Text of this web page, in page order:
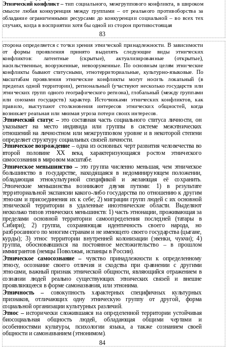
Этнический конфликт –тип социального, межгруппового конфликта, в широком
смысле любая конкуренция между группами – от реального противоборства за
обладание ограниченными ресурсами до конкуренции социальной – во всех тех
случаях, когда в восприятии хотя бы одной из сторон противостоящая
83
сторона определяется с точки зрения этнической принадлежности. В зависимости
от формы проявления принято выделять следующие виды этнических
конфликтов: латентные (скрытые), актуализированные (открытые),
насильственные, вооруженные, невооруженные. По основным целям этнические
конфликты бывают статусными, этнотерриториальные, культурно-языковые. По
масштабам проявления этнические конфликты могут носить локальный (в
пределах одной территории), региональный (участвуют несколько государств или
этнических групп одного географического региона), глобальный (между группами
или союзами государств) характер. Источниками этнических конфликтов, как
правило, выступают столкновения интересов этнических общностей, когда
возникает реальная или мнимая угроза потери своих интересов.
Этнический статус –это составная часть социального статуса личности, он
указывает на место индивида или группы в системе межэтнических
отношений на личностном или межгрупповом уровне и в некоторой степени
определяет структуру социальных связей личности.
Этническое возрождение – одна из основных черт развития человечества во
второй половине ХХ века, характеризующаяся ростом этнического
самосознания в мировом масштабе.
Этническое меньшинство – это группа численно меньшая, чем этническое
большинство в государстве, находящаяся в недоминирующем положении,
обладающая этнокультурной спецификой и желающая её сохранить.
Этнические меньшинства возникают двумя путями: 1) в результате
территориальной экспансии какого-либо государства по отношению к другим
этносам и присоединения их к себе; 2) миграции групп людей с их основной
этнической территории в удаленные иноэтнические области. Выделяют
несколько типов этнических меньшинств: 1) часть этнонации, проживающая за
пределами основной территории самоопределения последней (татары в
Сибири); 2) группа, сохраняющая идентичность своего народа, но
разбросанного по многим странам и не имеющего своего государства (цыгане,
курды); 3) этнос территории внутренней колонизации (эвенки, чукчи); 4)
группа, обосновавшихся на постоянное местожительство – в прошлом
иммигрантов (немцы Поволжья, испанцы в России).
Этническое самосознание – чувство принадлежности к определенному
этносу, осознание своего отличия и сходства при сравнении с другими
этносами, важный признак этнической общности, являющийся отражением в
сознании людей реально существующих этнических связей и внешне
проявляющееся в форме самоназвания, или этнонима.
Этничность – совокупность характерных специфичных культурных
признаков, отличающих одну этническую группу от другой, форма
социальной организации культурных различий.
Этнос –исторически сложившаяся на определенной территории устойчивая
биосоциальная общность людей, обладающая общими чертами и
особенностями культуры, психологии языка, а также сознанием своей
общности и самоназванием (этнонимом).
84